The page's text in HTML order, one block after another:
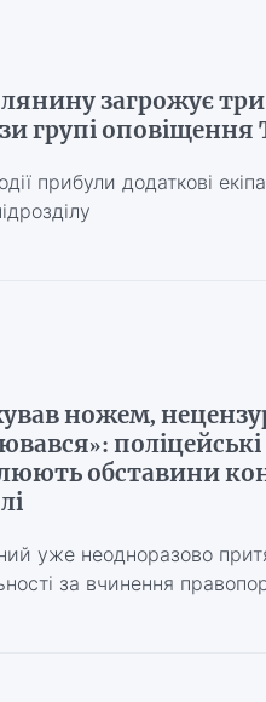
загрожує
групі
прибули додаткові
ножем,
поліцейські
обставини
уже неодноразово
за вчинення